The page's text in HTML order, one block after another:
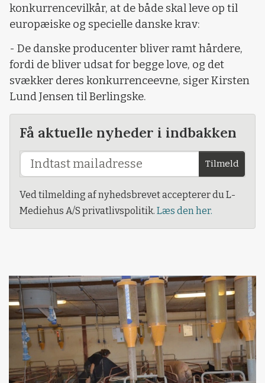
konkurrencevilkår, at de både skal leve op til
europæiske og specielle danske krav:
- De danske producenter bliver ramt hårdere,
fordi de bliver udsat for begge love, og det
svækker deres konkurrenceevne, siger Kirsten
Lund Jensen til Berlingske.
Få aktuelle nyheder i indbakken
Tilmeld
Ved tilmelding af nyhedsbrevet accepterer du L-
Mediehus A/S privatlivspolitik. Læs den her.